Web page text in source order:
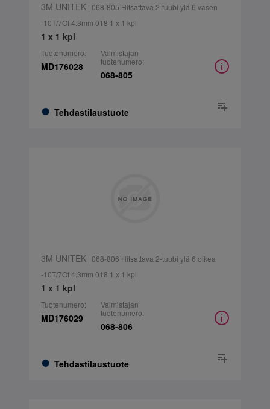
3M UNITEK| 068-805 Hitsattava 2-tuubi ylä 6 vasen
-10T/7Of 4.3mm 018 1 x 1 kpl
1 x 1 kpl
Tuotenumero:
MD176028
Tehdastilaustuote
Valmistajan
tuotenumero:
068-805
3M UNITEK| 068-806 Hitsattava 2-tuubi ylä 6 oikea
-10T/7Of 4.3mm 018 1 x 1 kpl
1 x 1 kpl
Tuotenumero:
MD176029
Tehdastilaustuote
Valmistajan
tuotenumero:
068-806